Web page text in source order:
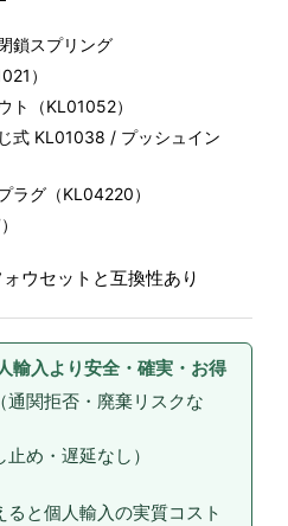
鎖スプリング
）
ト（KL01052）
式 KL01038 / プッシュイン
ラグ（KL04220）
ウセットと互換性あり
輸入より安全・確実・お得
（通関拒否・廃棄リスクな
止め・遅延なし）
と個人輸入の実質コスト